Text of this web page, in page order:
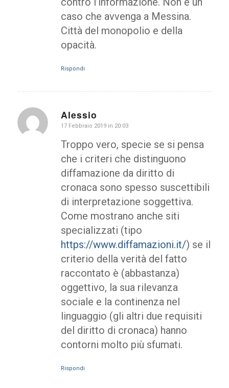
caso che avvenga a Messina.
Città del monopolio e della
opacità.
Rispondi
Alessio
dice:
17 Febbraio 2019 in 20:03
Troppo vero, specie se si pensa
che i criteri che distinguono
diffamazione da diritto di
cronaca sono spesso suscettibili
di interpretazione soggettiva.
Come mostrano anche siti
specializzati (tipo
https://www.diffamazioni.it/) se il
criterio della verità del fatto
raccontato è (abbastanza)
oggettivo, la sua rilevanza
sociale e la continenza nel
linguaggio (gli altri due requisiti
del diritto di cronaca) hanno
contorni molto più sfumati.
Rispondi